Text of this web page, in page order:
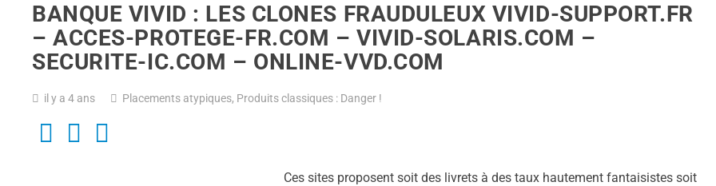
BANQUE VIVID : LES CLONES FRAUDULEUX VIVID-SUPPORT.FR
– ACCES-PROTEGE-FR.COM – VIVID-SOLARIS.COM –
SECURITE-IC.COM – ONLINE-VVD.COM
il y a 4 ans Placements atypiques, Produits classiques : Danger !
Ces sites proposent soit des livrets à des taux hautement fantaisistes soit